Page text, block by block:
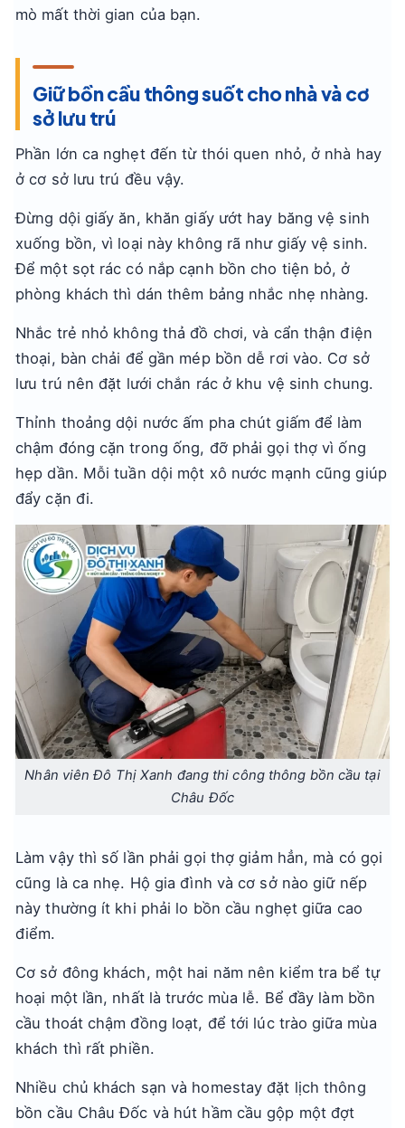
mò mất thời gian của bạn.
Giữ bồn cầu thông suốt cho nhà và cơ
sở lưu trú
Phần lớn ca nghẹt đến từ thói quen nhỏ, ở nhà hay
ở cơ sở lưu trú đều vậy.
Đừng dội giấy ăn, khăn giấy ướt hay băng vệ sinh
xuống bồn, vì loại này không rã như giấy vệ sinh.
Để một sọt rác có nắp cạnh bồn cho tiện bỏ, ở
phòng khách thì dán thêm bảng nhắc nhẹ nhàng.
Nhắc trẻ nhỏ không thả đồ chơi, và cẩn thận điện
thoại, bàn chải để gần mép bồn dễ rơi vào. Cơ sở
lưu trú nên đặt lưới chắn rác ở khu vệ sinh chung.
Thỉnh thoảng dội nước ấm pha chút giấm để làm
chậm đóng cặn trong ống, đỡ phải gọi thợ vì ống
hẹp dần. Mỗi tuần dội một xô nước mạnh cũng giúp
đẩy cặn đi.
Nhân viên Đô Thị Xanh đang thi công thông bồn cầu tại
Châu Đốc
Làm vậy thì số lần phải gọi thợ giảm hẳn, mà có gọi
cũng là ca nhẹ. Hộ gia đình và cơ sở nào giữ nếp
này thường ít khi phải lo bồn cầu nghẹt giữa cao
điểm.
Cơ sở đông khách, một hai năm nên kiểm tra bể tự
hoại một lần, nhất là trước mùa lễ. Bể đầy làm bồn
cầu thoát chậm đồng loạt, để tới lúc trào giữa mùa
khách thì rất phiền.
Nhiều chủ khách sạn và homestay đặt lịch thông
bồn cầu Châu Đốc và hút hầm cầu gộp một đợt